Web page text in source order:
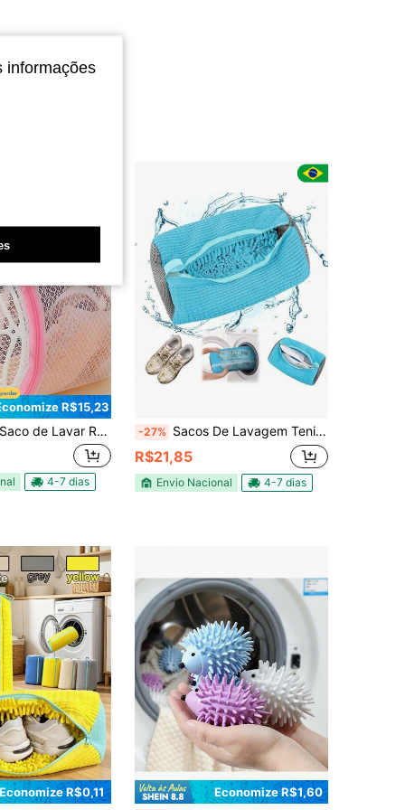
R$15,23
Saco de Lavar Roupa com Ziper Lavadora Redondo Sutiã Saco para Maquina de Lavar Protege Limpeza Lavanderia
4-7 dias
-27% Sacos De Lavagem Tenis Sapatos Para Máquina De Lavar
R$21,85
Envio Nacional 4-7 dias
Economize R$0,11 Economize R$1,60
informações